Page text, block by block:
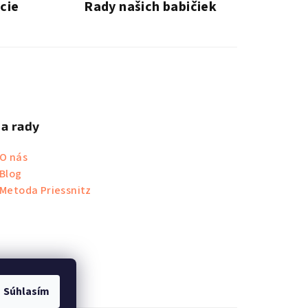
Súhlasím
Rady našich babičiek
rady
O nás
Blog
Metoda Priessnitz